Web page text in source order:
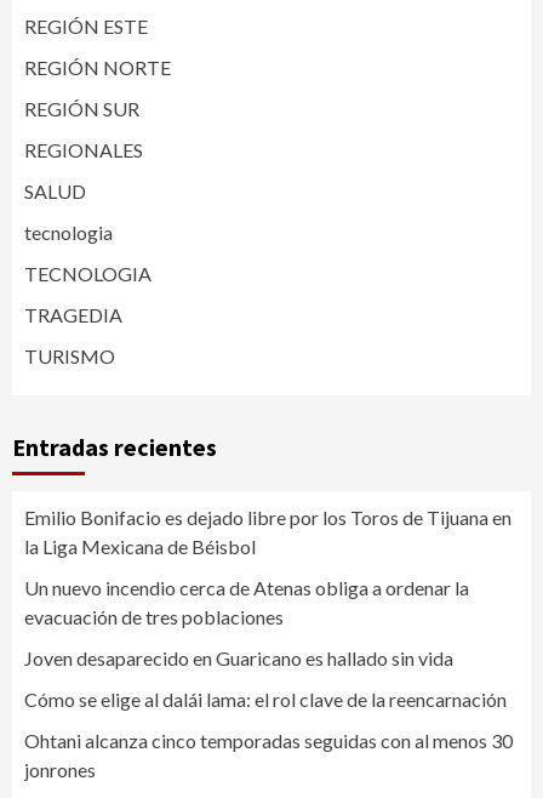
REGIÓN ESTE
REGIÓN NORTE
REGIÓN SUR
REGIONALES
SALUD
tecnologia
TECNOLOGIA
TRAGEDIA
TURISMO
Entradas recientes
Emilio Bonifacio es dejado libre por los Toros de Tijuana en
la Liga Mexicana de Béisbol
Un nuevo incendio cerca de Atenas obliga a ordenar la
evacuación de tres poblaciones
Joven desaparecido en Guaricano es hallado sin vida
Cómo se elige al dalái lama: el rol clave de la reencarnación
Ohtani alcanza cinco temporadas seguidas con al menos 30
jonrones